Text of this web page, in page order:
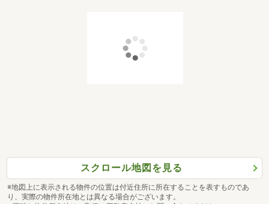
スクロール地図を見る
※地図上に表示される物件の位置は付近住所に所在することを表すものであ
り、実際の物件所在地とは異なる場合がございます。